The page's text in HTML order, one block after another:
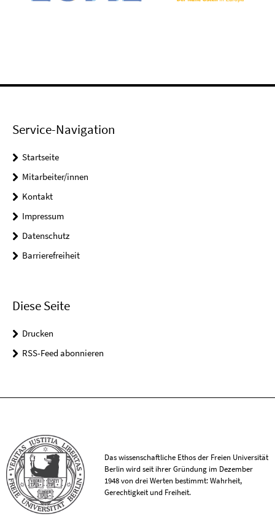
Service-Navigation
Startseite
Mitarbeiter/innen
Kontakt
Impressum
Datenschutz
Barrierefreiheit
Diese Seite
Drucken
RSS-Feed abonnieren
Das wissenschaftliche Ethos der Freien Universität
Berlin wird seit ihrer Gründung im Dezember
1948 von drei Werten bestimmt: Wahrheit,
Gerechtigkeit und Freiheit.